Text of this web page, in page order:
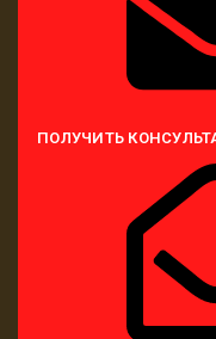
ПОЛУЧИТЬ